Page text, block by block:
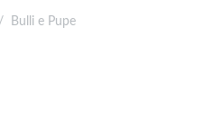
Bulli e Pupe